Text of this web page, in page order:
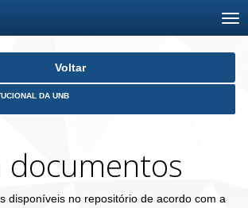
Voltar
DA UNB
documentos
disponíveis no repositório de acordo com a